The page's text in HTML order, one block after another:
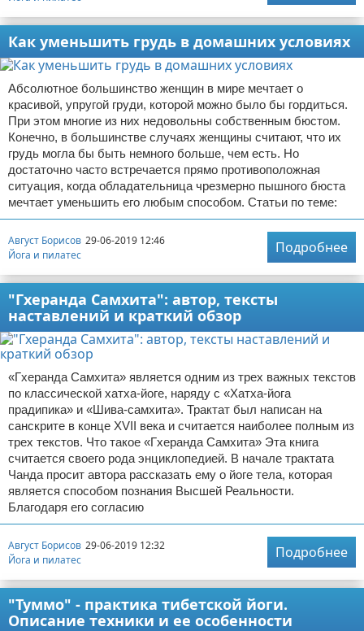
Как уменьшить грудь в домашних условиях
Абсолютное большинство женщин в мире мечтает о
красивой, упругой груди, которой можно было бы гордиться.
При этом многие из них недовольны собственным бюстом.
Конечно, в большинстве случаях женщины считают, что их
грудь могла бы быть немного больше, чем есть. Но
достаточно часто встречается прямо противоположная
ситуация, когда обладательница чрезмерно пышного бюста
мечтает уменьшить его любым способом. Статьи по теме:
Август Борисов 29-06-2019 12:46
Йога и пилатес
Подробнее
"Гхеранда Самхита": автор, тексты
наставлений и краткий обзор
«Гхеранда Самхита» является одним из трех важных текстов
по классической хатха-йоге, наряду с «Хатха-йога
прадипика» и «Шива-самхита». Трактат был написан на
санскрите в конце XVII века и считается наиболее полным из
трех текстов. Что такое «Гхеранда Самхита» Эта книга
считается своего рода энциклопедией. В начале трактата
Чанда просит автора рассказать ему о йоге тела, которая
является способом познания Высшей Реальности.
Благодаря его согласию
Август Борисов 29-06-2019 12:32
Йога и пилатес
Подробнее
"Туммо" - практика тибетской йоги.
Описание техники и ее особенности